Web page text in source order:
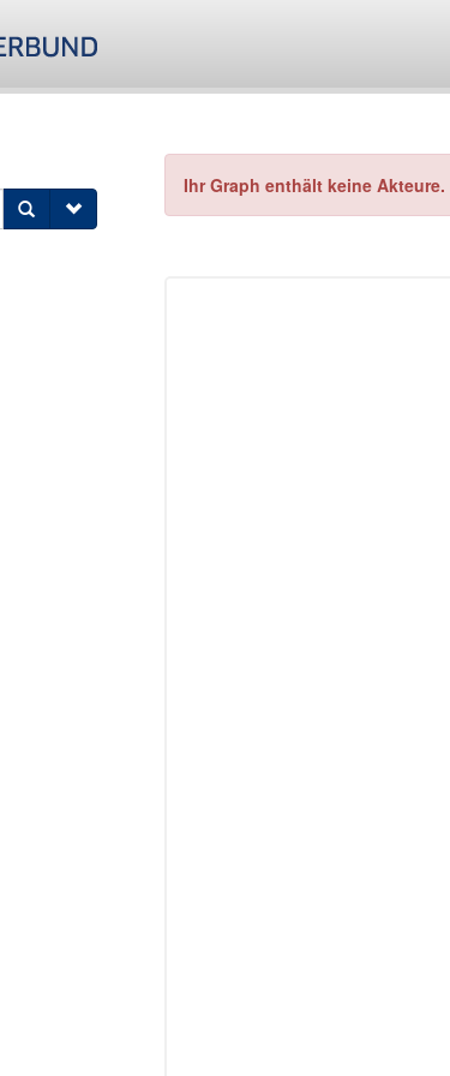
Ihr Graph enthält keine Akteure.